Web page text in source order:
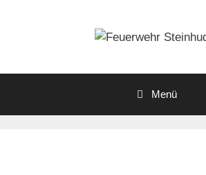
Menü